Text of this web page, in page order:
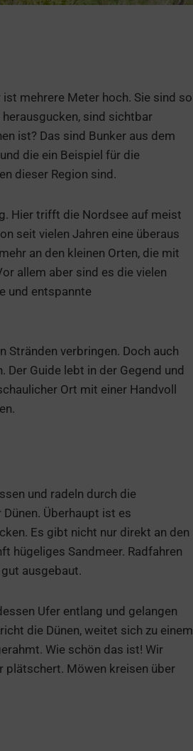
mehrere Meter hoch. Sie sind so
herausgucken, sind sichtbar
ist? Das sind Bunker aus dem
die ein Beispiel für die
dieser Region sind.
Hier trifft die Nordsee auf meist
seit vielen Jahren eine überaus
an den kleinen Orten, die mit
allem aber sind es die vielen
und entspannte
Stränden verbringen. Doch auch
Der Guide lebt in der Gegend und
Ort mit einer Handvoll
und radeln durch die
Überhaupt ist es
Es gibt nicht nur direkt an den
hügeliges Sandmeer. Radfahren
ausgebaut.
Ufer entlang und gelangen
die Dünen, weitet sich zu einem
Wie schön das ist! Wir
plätschert. Möwen kreisen über